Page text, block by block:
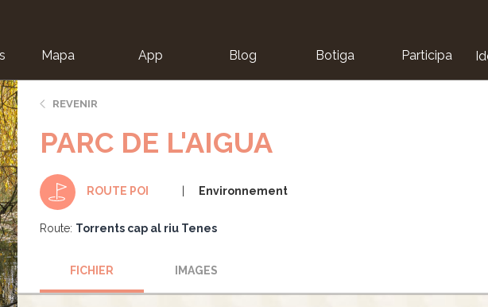
Mapa App Blog Botiga Participa
REVENIR
PARC DE L'AIGUA
ROUTE POI Environnement
Route: Torrents cap al riu Tenes
FICHIER IMAGES